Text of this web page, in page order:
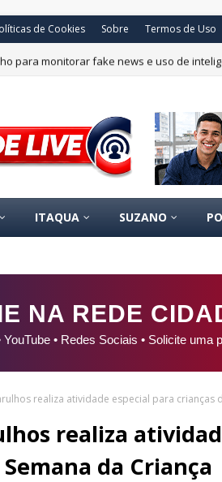
de Cookies Sobre Termos de Uso
para monitorar fake news e uso de
ITAQUA SUZANO
NA REDE
YouTube • Redes Sociais • Solicite uma
realiza atividade especial para crianças
realiza
da Criança